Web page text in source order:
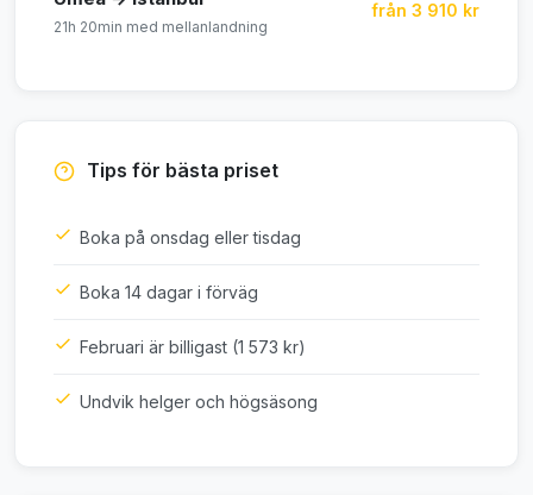
21h 20min med mellanlandning
från 3 910 kr
Tips för bästa priset
Boka på onsdag eller tisdag
Boka 14 dagar i förväg
Februari är billigast (1 573 kr)
Undvik helger och högsäsong